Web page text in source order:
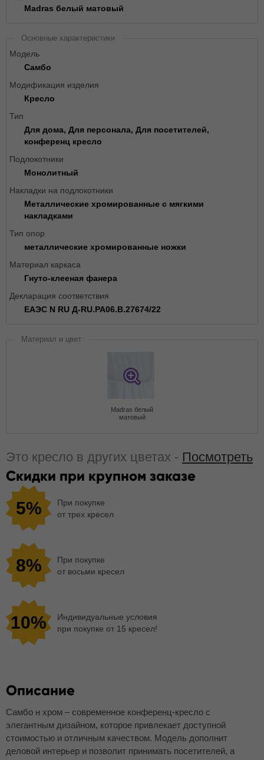
Madras белый матовый
Основные характеристики
Модель
Самбо
Модификация изделия
Кресло
Тип
Для дома, Для персонала, Для посетителей,
конференц кресло
Подлокотники
Монолитный
Накладки на подлокотники
Металлические хромированные с мягкими
накладками
Тип опор
металлические хромированные ножки
Материал каркаса
Гнуто-клееная фанера
Декларация соответствия
ЕАЭС N RU Д-RU.РА06.В.27674/22
Материал и цвет
Madras белый
матовый
Это кресло в других цветах - Посмотреть
Скидки при крупном заказе
5%
При покупке
от трех кресел
8%
При покупке
от восьми кресел
10%
Индивидуальные условия
при покупке от 15 кресел!
Описание
Самбо н хром – современное конференц-кресло с
элегантным дизайном, которое привлекает доступной
стоимостью и отличным качеством. Модель дополнит
деловой интерьер и позволит принимать посетителей, а